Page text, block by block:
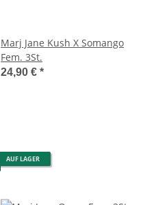
Marj Jane Kush X Somango
Fem. 3St.
24,90 € *
AUF LAGER